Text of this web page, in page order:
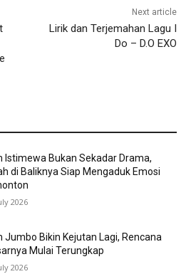
Next article
Lirik dan Terjemahan Lagu I
Do – D.O EXO
Istimewa Bukan Sekadar Drama,
di Baliknya Siap Mengaduk Emosi
2026
Jumbo Bikin Kejutan Lagi, Rencana
Mulai Terungkap
2026